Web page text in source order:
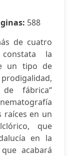
588
de cuatro
la
un tipo de
fábrica“
raíces en un
que
en la
acabará